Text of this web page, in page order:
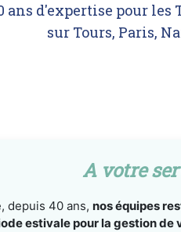
ans d'expertise pour les
sur Tours, Paris,
A votre
depuis 40 ans, nos équipes
estivale pour la gestion de